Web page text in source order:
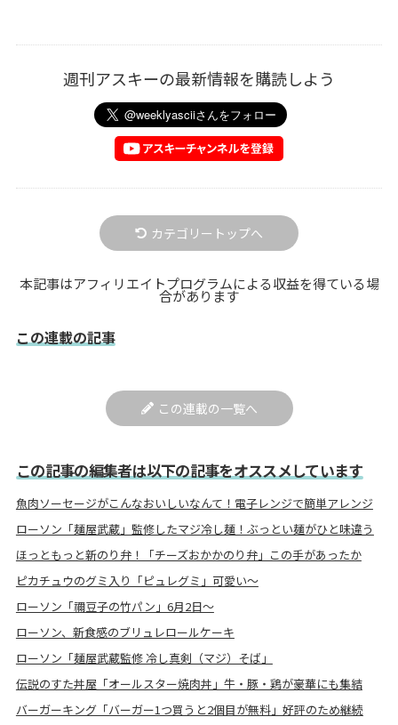
週刊アスキーの最新情報を購読しよう
カテゴリートップへ
本記事はアフィリエイトプログラムによる収益を得ている場
合があります
この連載の記事
この連載の一覧へ
この記事の編集者は以下の記事をオススメしています
魚肉ソーセージがこんなおいしいなんて！電子レンジで簡単アレンジ
ローソン「麺屋武蔵」監修したマジ冷し麺！ぶっとい麺がひと味違う
ほっともっと新のり弁！「チーズおかかのり弁」この手があったか
ピカチュウのグミ入り「ピュレグミ」可愛い～
ローソン「禰豆子の竹パン」6月2日～
ローソン、新食感のブリュレロールケーキ
ローソン「麺屋武蔵監修 冷し真剣（マジ）そば」
伝説のすた丼屋「オールスター焼肉丼」牛・豚・鶏が豪華にも集結
バーガーキング「バーガー1つ買うと2個目が無料」好評のため継続